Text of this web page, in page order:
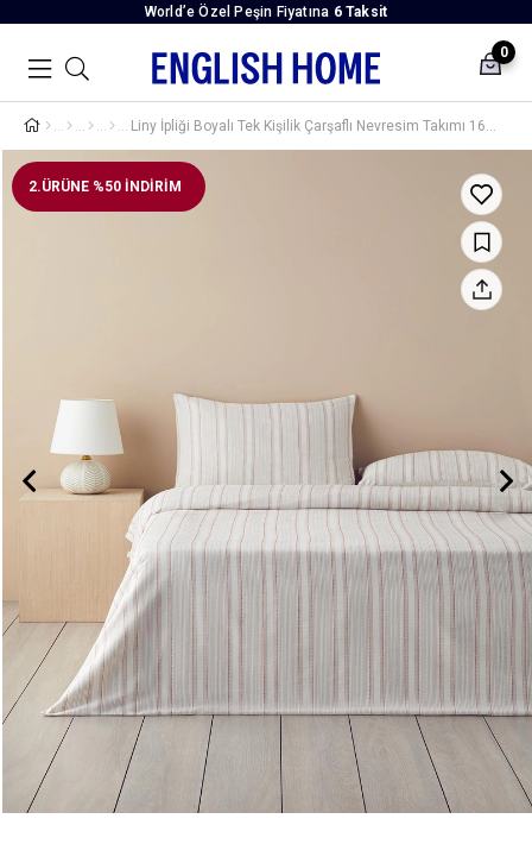
World’e Özel Peşin Fiyatına 6 Taksit
0
Liny İpliği Boyalı Tek Kişilik Çarşaflı Nevresim Takımı 160x220 cm Terracotta
2.ÜRÜNE %50 İNDİRİM